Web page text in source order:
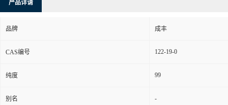
产品详请
品牌 成丰
CAS编号 122-19-0
纯度 99
别名 -